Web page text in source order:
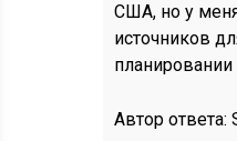
США, но у
источников
Автор ответа: